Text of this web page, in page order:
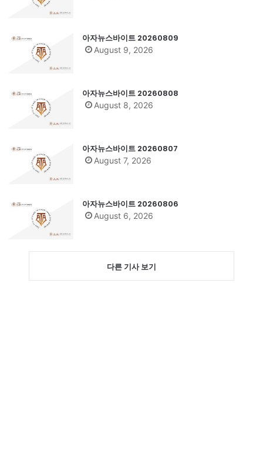
아자뉴스바이트 20260809
August 9, 2026
아자뉴스바이트 20260808
August 8, 2026
아자뉴스바이트 20260807
August 7, 2026
아자뉴스바이트 20260806
August 6, 2026
다른 기사 보기